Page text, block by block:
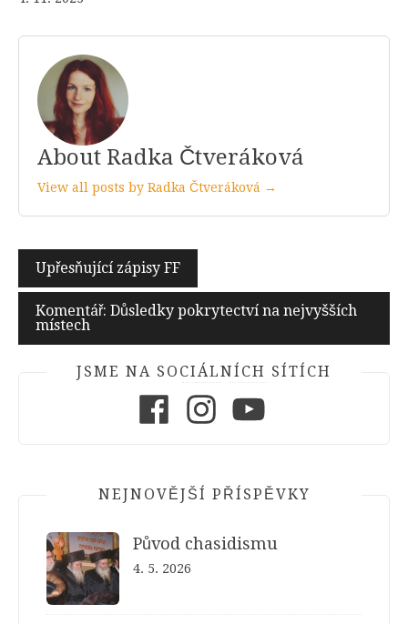
About Radka Čtveráková
View all posts by Radka Čtveráková →
Navigace
pro
příspěvek
Upřesňující zápisy FF
Komentář: Důsledky pokrytectví na nejvyšších
místech
JSME NA SOCIÁLNÍCH SÍTÍCH
NEJNOVĚJŠÍ PŘÍSPĚVKY
Původ chasidismu
4. 5. 2026